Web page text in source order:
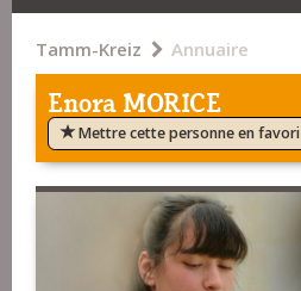
Tamm-Kreiz Annuaire
Enora MORICE
Mettre cette personne en favori